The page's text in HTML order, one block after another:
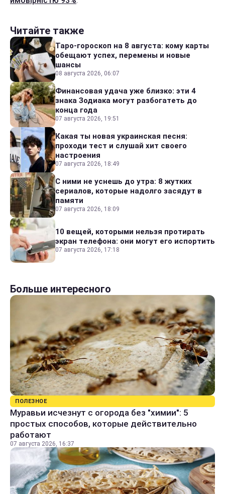
Читайте также
Таро-гороскоп на 8 августа: кому карты
обещают успех, перемены и новые
шансы
08 августа 2026, 06:07
Финансовая удача уже близко: эти 4
знака Зодиака могут разбогатеть до
конца года
07 августа 2026, 19:51
Какая ты новая украинская песня:
проходи тест и слушай хит своего
настроения
07 августа 2026, 18:49
С ними не уснешь до утра: 8 жутких
сериалов, которые надолго засядут в
памяти
07 августа 2026, 18:09
10 вещей, которыми нельзя протирать
экран телефона: они могут его испортить
07 августа 2026, 17:18
Больше интересного
ПОЛЕЗНОЕ
Муравьи исчезнут с огорода без "химии": 5
простых способов, которые действительно
работают
07 августа 2026, 16:37